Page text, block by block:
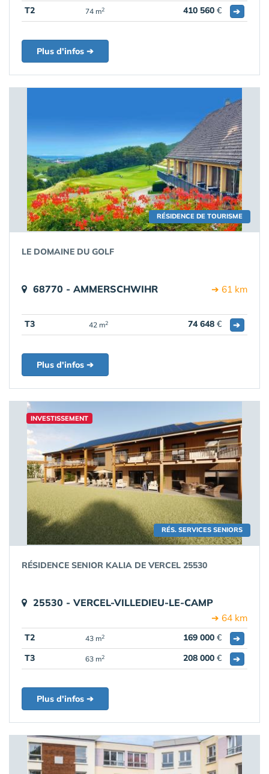
T2 74 m2 410 560 € ➔
Plus d'infos ➔
RÉSIDENCE DE TOURISME
LE DOMAINE DU GOLF
68770 - AMMERSCHWIHR ➔ 61 km
T3 42 m2 74 648 € ➔
Plus d'infos ➔
RÉS. SERVICES SENIORS
INVESTISSEMENT
RÉSIDENCE SENIOR KALIA DE VERCEL 25530
25530 - VERCEL-VILLEDIEU-LE-CAMP
➔ 64 km
T2 43 m2 169 000 €
➔
T3
63 m2 208 000 € ➔
Plus d'infos ➔